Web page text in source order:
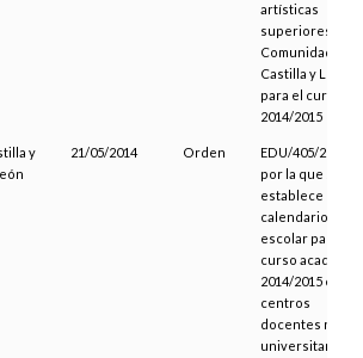
artísticas
superiores en la
Comunidad de
Castilla y León
para el curso
2014/2015
y
21/05/2014 Orden
EDU/405/2014,
por la que se
establece el
calendario
escolar para el
curso
2014/2015 en los
centros
docentes no
universitarios